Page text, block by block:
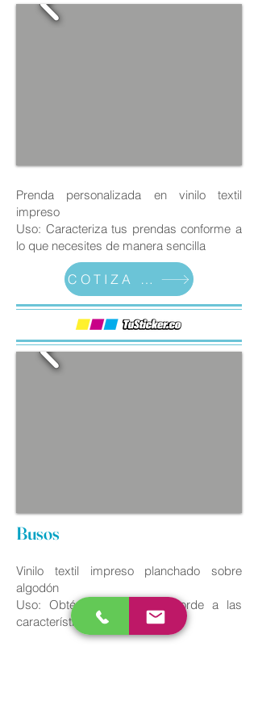
Prenda personalizada en vinilo textil
impreso
Uso: Caracteriza tus prendas conforme a
lo que necesites de manera sencilla
COTIZA AHORA
Busos
Vinilo textil impreso planchado sobre
algodón
Uso: Obtén tus prendas acorde a las
características deseadas